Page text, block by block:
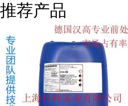
推荐产品